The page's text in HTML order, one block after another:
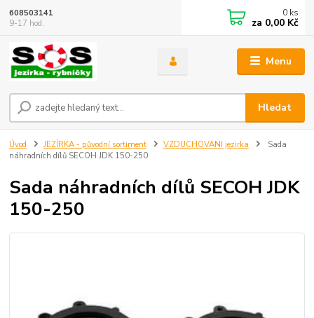
Menu
Hledat
608503141
9-17 hod.
0 ks
za 0,00 Kč
Úvod JEZÍRKA - původní sortiment VZDUCHOVANI jezirka
Sada
náhradních dílů SECOH JDK 150-250
Sada náhradních dílů SECOH JDK
150-250